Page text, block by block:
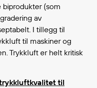
biprodukter (som
av
I tillegg til
til maskiner og
Trykkluft er helt kritisk
til